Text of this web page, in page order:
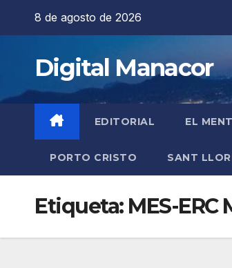
8 de agosto de 2026
Digital Manacor
EDITORIAL EL
PORTO CRISTO SANT
Etiqueta: MES-ERC